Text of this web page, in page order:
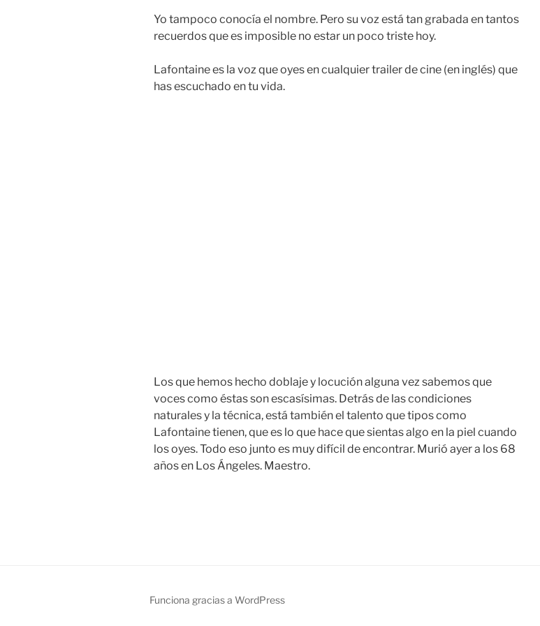
Yo tampoco conocía el nombre. Pero su voz está tan grabada en tantos
recuerdos que es imposible no estar un poco triste hoy.
Lafontaine es la voz que oyes en cualquier trailer de cine (en inglés) que
has escuchado en tu vida.
Los que hemos hecho doblaje y locución alguna vez sabemos que
voces como éstas son escasísimas. Detrás de las condiciones
naturales y la técnica, está también el talento que tipos como
Lafontaine tienen, que es lo que hace que sientas algo en la piel cuando
los oyes. Todo eso junto es muy difícil de encontrar. Murió ayer a los 68
años en Los Ángeles. Maestro.
Funciona gracias a WordPress